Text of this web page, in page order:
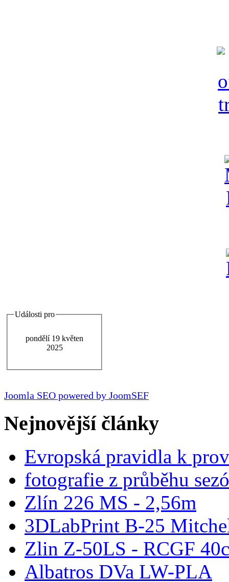
Události pro
pondělí 19 květen
2025
Joomla SEO powered by JoomSEF
Nejnovější články
Evropská pravidla k
fotografie z průběhu
Zlín 226 MS - 2,56m
3DLabPrint B-25
Zlin Z-50LS - RCGF
Albatros DVa LW-PLA